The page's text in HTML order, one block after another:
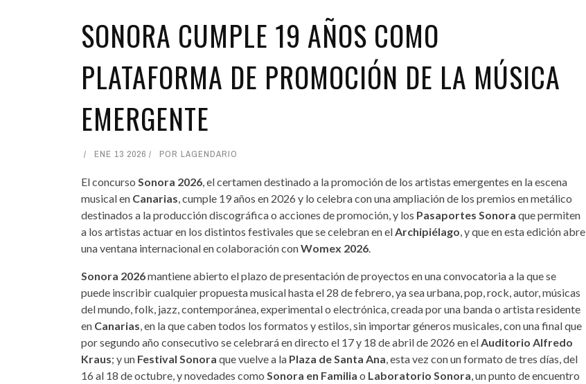
SONORA CUMPLE 19 AÑOS COMO
PLATAFORMA DE PROMOCIÓN DE LA MÚSICA
EMERGENTE
ENE 13 2026 POR LAGENDARIO
El concurso Sonora 2026 , el certamen destinado a la promoción de los artistas emergentes en la escena
musical en Canarias , cumple 19 años en 2026 y lo celebra con una ampliación de los premios en metálico
destinados a la producción discográfica o acciones de promoción, y los Pasaportes Sonora que permiten
a los artistas actuar en los distintos festivales que se celebran en el Archipiélago , y que en esta edición abre
una ventana internacional en colaboración conWomex 2026
Sonora 2026mantiene abierto el plazo de presentación de proyectos en una convocatoria a la que se
puede inscribir cualquier propuesta musical hasta el 28 de febrero, ya sea urbana, pop, rock, autor, músicas
del mundo, folk, jazz, contemporánea, experimental o electrónica, creada por una banda o artista residente
en Canarias , en la que caben todos los formatos y estilos, sin importar géneros musicales, con una final que
por segundo año consecutivo se celebrará en directo el 17 y 18 de abril de 2026 en el Auditorio Alfredo
Kraus; y un Festival Sonora que vuelve a la Plaza de Santa Ana , esta vez con un formato de tres días, del
16 al 18 de octubre, y novedades como Sonora en Familia o Laboratorio Sonora , un punto de encuentro